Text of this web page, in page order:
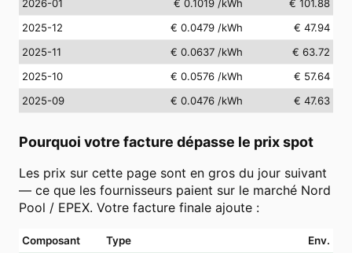
2026-01
€ 0.1019 /kWh
€ 101.88
2025-12
€ 0.0479 /kWh
€ 47.94
2025-11
€ 0.0637 /kWh
€ 63.72
2025-10
€ 0.0576 /kWh
€ 57.64
2025-09
€ 0.0476 /kWh € 47.63
Pourquoi votre facture dépasse le prix spot
Les prix sur cette page sont en gros du jour suivant
— ce que les fournisseurs paient sur le marché Nord
Pool / EPEX. Votre facture finale ajoute :
Composant Type Env.